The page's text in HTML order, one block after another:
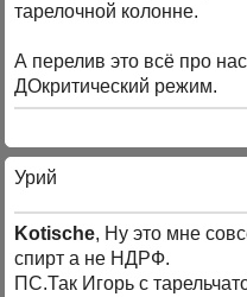
тарелочной колонне.
А перелив это всё про
ДОкритический режим.
Урий
Kotische, Ну это мне
спирт а не НДРФ.
ПС.Так Игорь с